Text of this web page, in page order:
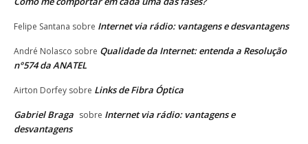
Felipe Santana sobre Internet via rádio: vantagens e desvantagens
André Nolasco sobre Qualidade da Internet: entenda a Resolução
n°574 da ANATEL
Airton Dorfey sobre Links de Fibra Óptica
Gabriel Braga sobre Internet via rádio: vantagens e
desvantagens